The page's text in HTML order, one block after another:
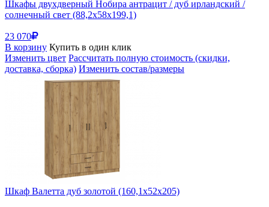
Шкафы двухдверный Нобира антрацит / дуб ирландский /
солнечный свет (88,2x58x199,1)
23 070
В корзину Купить в один клик
Изменить цвет Рассчитать полную стоимость (скидки,
доставка, сборка) Изменить состав/размеры
Шкаф Валетта дуб золотой (160,1x52x205)